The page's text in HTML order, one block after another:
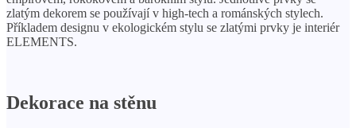
zlatým dekorem se používají v high-tech a románských stylech.
Příkladem designu v ekologickém stylu se zlatými prvky je interiér
ELEMENTS.
Dekorace na stěnu